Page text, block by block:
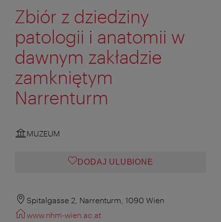
Zbiór z dziedziny
patologii i anatomii w
dawnym zakładzie
zamkniętym
Narrenturm
MUZEUM
DODAJ ULUBIONE
Spitalgasse 2, Narrenturm, 1090 Wien
www.nhm-wien.ac.at